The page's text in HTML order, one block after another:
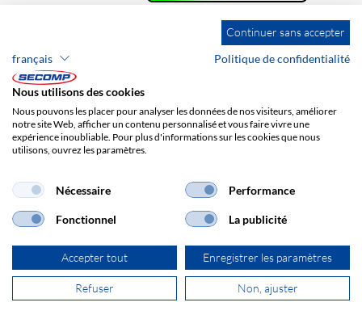
Brands
Protection des données
Frais de port
© 2026 SECOMP AG. Tous les droits sont réservés.
powered by polynorm
Continuer sans accepter
français
Politique de confidentialité
Nous utilisons des cookies
Nous pouvons les placer pour analyser les données de nos visiteurs, améliorer
notre site Web, afficher un contenu personnalisé et vous faire vivre une
expérience inoubliable. Pour plus d'informations sur les cookies que nous
utilisons, ouvrez les paramètres.
Nécessaire Performance
Fonctionnel La publicité
Accepter tout Enregistrer les paramètres
Refuser Non, ajuster